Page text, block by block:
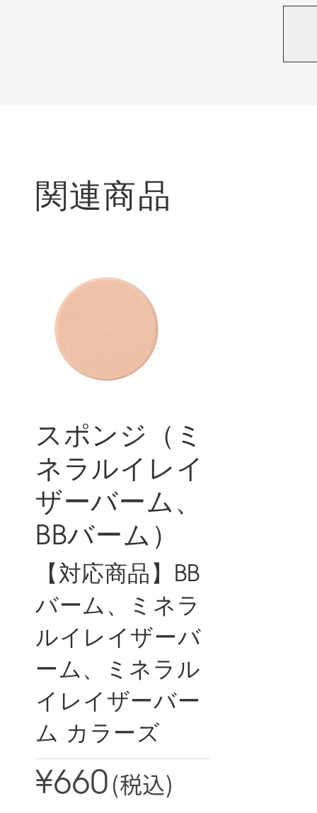
関連商品
スポンジ（ミ
ネラルイレイ
ザーバーム、
BBバーム）
【対応商品】BB
バーム、ミネラ
ルイレイザーバ
ーム、ミネラル
イレイザーバー
ム カラーズ
¥660(税込)